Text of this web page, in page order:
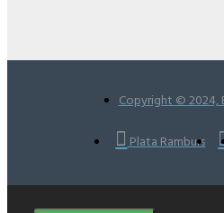
Copyright © 2024,
Plata Ramburs